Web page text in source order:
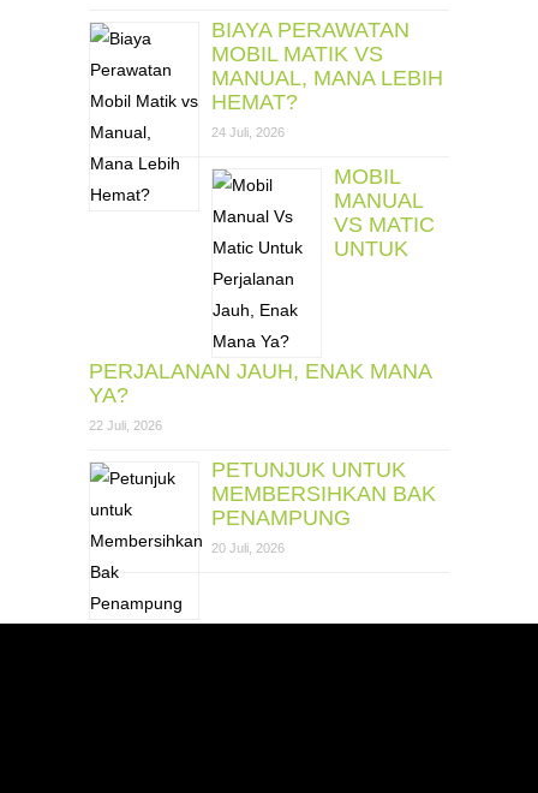
BIAYA PERAWATAN
MOBIL MATIK VS
MANUAL, MANA LEBIH
HEMAT?
24 Juli, 2026
MOBIL
MANUAL
VS MATIC
UNTUK
PERJALANAN JAUH, ENAK MANA
YA?
22 Juli, 2026
PETUNJUK UNTUK
MEMBERSIHKAN BAK
PENAMPUNG
20 Juli, 2026